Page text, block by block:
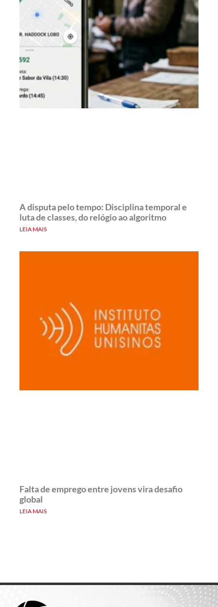
A disputa pelo tempo: Disciplina temporal e
luta de classes, do relógio ao algoritmo
LEIA MAIS
Falta de emprego entre jovens vira desafio
global
LEIA MAIS